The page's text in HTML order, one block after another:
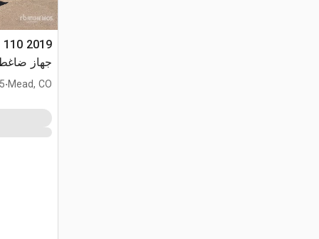
110
جهاز ضاغط الأسطوانة
Mead, CO
.